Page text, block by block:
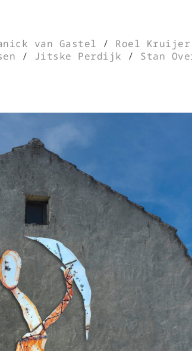
van Gastel / Roel Kruijer
/ Jitske Perdijk / Stan